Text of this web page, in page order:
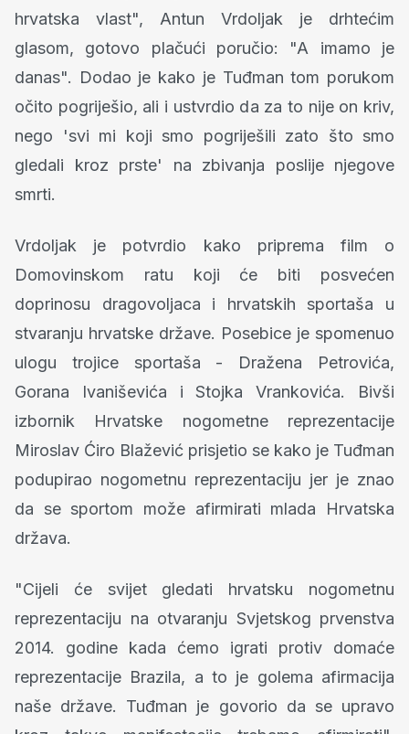
hrvatska vlast", Antun Vrdoljak je drhtećim
glasom, gotovo plačući poručio: "A imamo je
danas". Dodao je kako je Tuđman tom porukom
očito pogriješio, ali i ustvrdio da za to nije on kriv,
nego 'svi mi koji smo pogriješili zato što smo
gledali kroz prste' na zbivanja poslije njegove
smrti.
Vrdoljak je potvrdio kako priprema film o
Domovinskom ratu koji će biti posvećen
doprinosu dragovoljaca i hrvatskih sportaša u
stvaranju hrvatske države. Posebice je spomenuo
ulogu trojice sportaša - Dražena Petrovića,
Gorana Ivaniševića i Stojka Vrankovića. Bivši
izbornik Hrvatske nogometne reprezentacije
Miroslav Ćiro Blažević prisjetio se kako je Tuđman
podupirao nogometnu reprezentaciju jer je znao
da se sportom može afirmirati mlada Hrvatska
država.
"Cijeli će svijet gledati hrvatsku nogometnu
reprezentaciju na otvaranju Svjetskog prvenstva
2014. godine kada ćemo igrati protiv domaće
reprezentacije Brazila, a to je golema afirmacija
naše države. Tuđman je govorio da se upravo